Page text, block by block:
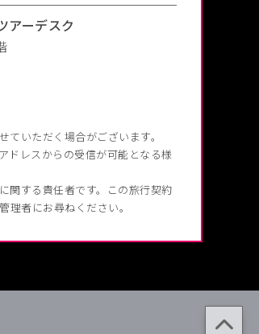
アーデスク
いただく場合がございます。
ドレスからの受信が可能となる様
関する責任者です。この旅行契約
者にお尋ねください。